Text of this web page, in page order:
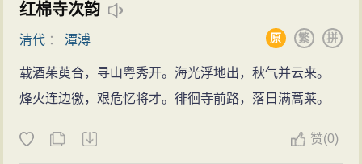
红棉寺次韵
清代 ：潭溥 拼
繁
原
载酒茱萸合，寻山粤秀开。海光浮地出，秋气并云来。
烽火连边徼，艰危忆将才。徘徊寺前路，落日满蒿莱。
赞(0)